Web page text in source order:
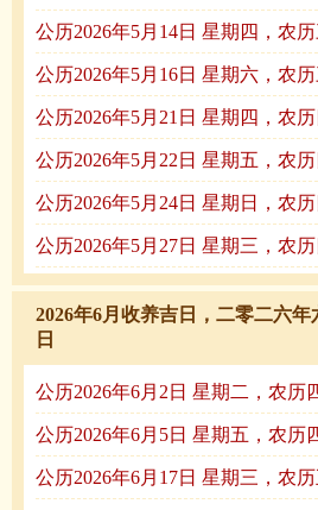
公历2026年5月14日 星期四，农
公历2026年5月16日 星期六，农
公历2026年5月21日 星期四，农
公历2026年5月22日 星期五，农
公历2026年5月24日 星期日，农
公历2026年5月27日 星期三，农
2026年6月收养吉日，二零二六
日
公历2026年6月2日 星期二，农历
公历2026年6月5日 星期五，农历
公历2026年6月17日 星期三，农